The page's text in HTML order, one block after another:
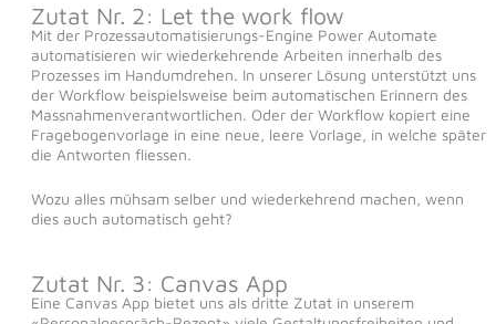
Zutat Nr. 2: Let the work flow
Mit der Prozessautomatisierungs-Engine Power Automate
automatisieren wir wiederkehrende Arbeiten innerhalb des
Prozesses im Handumdrehen. In unserer Lösung unterstützt uns
der Workflow beispielsweise beim automatischen Erinnern des
Massnahmenverantwortlichen. Oder der Workflow kopiert eine
Fragebogenvorlage in eine neue, leere Vorlage, in welche später
die Antworten fliessen.
Wozu alles mühsam selber und wiederkehrend machen, wenn
dies auch automatisch geht?
Zutat Nr. 3: Canvas App
Eine Canvas App bietet uns als dritte Zutat in unserem